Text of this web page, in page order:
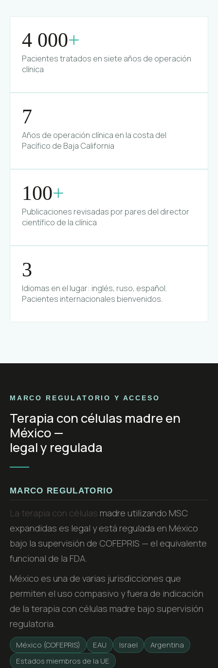
4 000+
Pacientes tratados en siete años de operación
clínica
7
Años de operación clínica en la costa del
Pacífico de Baja California
100+
Publicaciones revisadas por pares del director
científico de la clínica
3
Idiomas en el lugar: inglés, ruso, español.
Pacientes internacionales bienvenidos.
MARCO REGULATORIO Y ACCESO
Terapia con células madre en
México —
legal y regulada
MARCO REGULATORIO
La terapia con células madre utilizando MSC
expandidas es legal y está regulada en México
bajo la supervisión de COFEPRIS — el equivalente
funcional de la FDA.
México es una de varias jurisdicciones que
permiten el uso compasivo y fuera de indicación
de la terapia con células madre bajo supervisión
regulatoria.
México (COFEPRIS) EAU Israel
Argentina
Estados miembros de la UE